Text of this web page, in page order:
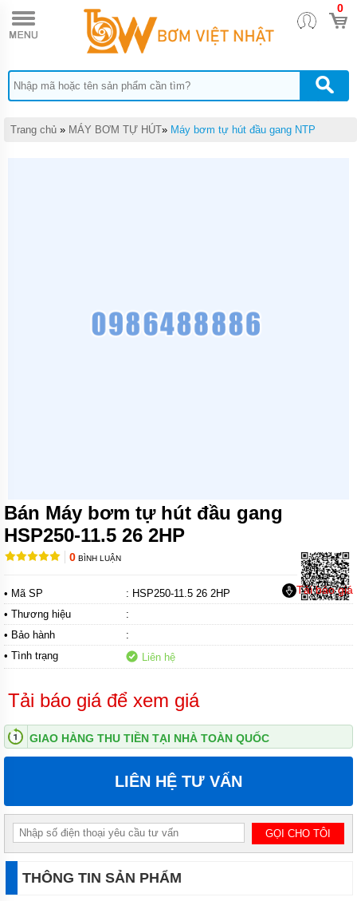
0
TRANG
CHỦ
BƠM
TĂNG
MÁY
BƠM
MÁY
BƠM
ĐỊNH
MÁY
BƠM
HÓA
CHẤT
MÁY
TÂM
ĐỨNG
MÁY
NGANG
ĐẦU
INOX
MÁY
BƠM
Trang chủ » MÁY BƠM TỰ HÚT» Máy bơm tự hút đầu gang NTP
Bán Máy bơm tự hút đầu gang
HSP250-11.5 26 2HP
0 BÌNH LUẬN
Tải báo giá
• Mã SP
: HSP250-11.5 26 2HP
• Thương hiệu
:
• Bảo hành
:
• Tình trạng
Liên hệ
Tải báo giá để xem giá
GIAO HÀNG THU TIỀN TẠI NHÀ TOÀN QUỐC
LIÊN HỆ TƯ VẤN
THÔNG TIN SẢN PHẨM